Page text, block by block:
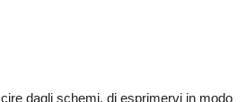
dagli schemi, di esprimervi in modo